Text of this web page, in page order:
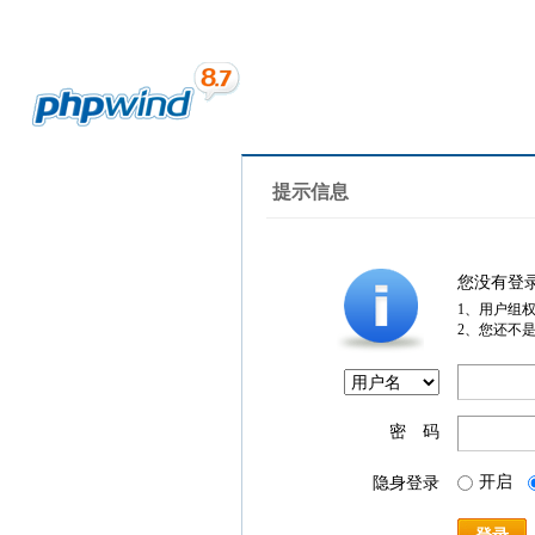
提示信息
您没有登
1、用户组
2、您还不
密 码
隐身登录 开启